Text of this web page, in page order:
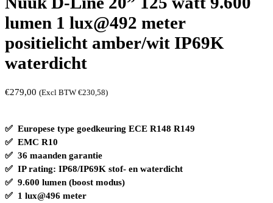
lumen 1 lux@492 meter
positielicht amber/wit IP69K
waterdicht
€279,00 (Excl BTW €230,58)
✅ Europese type goedkeuring ECE R148 R149
✅ EMC R10
✅ 36 maanden garantie
✅ IP rating: IP68/IP69K stof- en waterdicht
✅ 9.600 lumen (boost modus)
✅ 1 lux@496 meter